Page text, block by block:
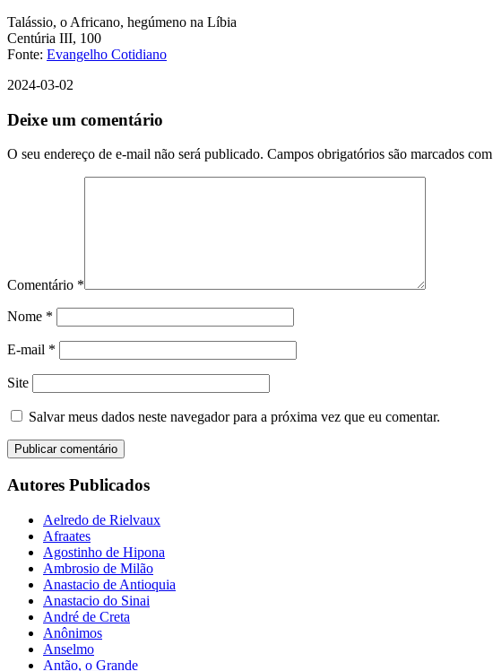
Talássio, o Africano, hegúmeno na Líbia
Centúria III, 100
Fonte: Evangelho Cotidiano
2024-03-02
Deixe um comentário
O seu endereço de e-mail não será publicado. Campos obrigatórios são marcados com
Comentário *
Nome *
E-mail *
Site
Salvar meus dados neste navegador para a próxima vez que eu comentar.
Autores Publicados
Aelredo de Rielvaux
Afraates
Agostinho de Hipona
Ambrosio de Milão
Anastacio de Antioquia
Anastacio do Sinai
André de Creta
Anônimos
Anselmo
Antão, o Grande